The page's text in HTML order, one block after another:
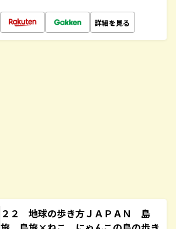
詳細を見る
２２ 地球の歩き方ＪＡＰＡＮ 島